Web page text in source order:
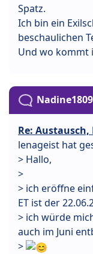
Spatz.
Ich bin ein
beschaulichen
Und wo kommt
Re: Austausch,
lenageist hat
> Hallo,
>
> ich eröffne
ET ist der
> ich würde
auch im Juni
>